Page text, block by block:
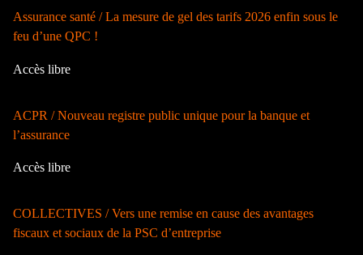
Assurance santé / La mesure de gel des tarifs 2026 enfin sous le
feu d’une QPC !
Accès libre
ACPR / Nouveau registre public unique pour la banque et
l’assurance
Accès libre
COLLECTIVES / Vers une remise en cause des avantages
fiscaux et sociaux de la PSC d’entreprise